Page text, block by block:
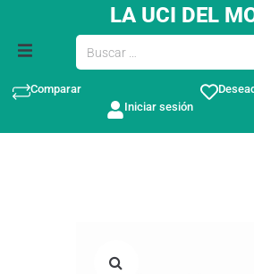
LA UCI DEL
Comparar
Iniciar sesión